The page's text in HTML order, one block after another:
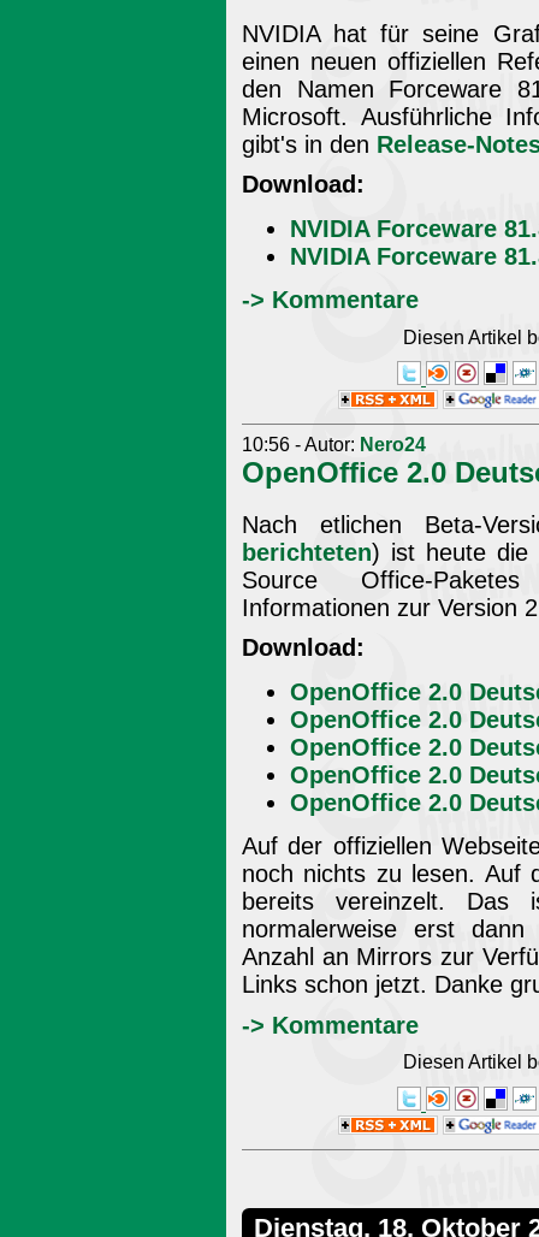
NVIDIA hat für seine
einen neuen offiziellen
den Namen Forceware
Microsoft. Ausführliche
gibt's in den Release-
Download:
NVIDIA Forceware
NVIDIA Forceware
-> Kommentare
Diesen Artikel
10:56 - Autor: Nero24
OpenOffice 2.0
Nach etlichen Beta-
berichteten) ist heute die
Source Office-
Informationen zur Version
Download:
OpenOffice 2.0
OpenOffice 2.0
OpenOffice 2.0
OpenOffice 2.0
OpenOffice 2.0
Auf der offiziellen
noch nichts zu lesen. Auf
bereits vereinzelt. Das
normalerweise erst
Anzahl an Mirrors zur
Links schon jetzt. Danke
-> Kommentare
Diesen Artikel
Dienstag, 18. Oktober